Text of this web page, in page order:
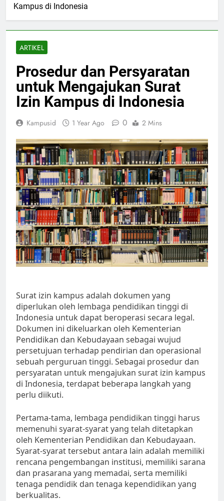
Kampus di Indonesia
ARTIKEL
Prosedur dan Persyaratan
untuk Mengajukan Surat
Izin Kampus di Indonesia
Kampusid 1 Year Ago 0 2 Mins
Surat izin kampus adalah dokumen yang
diperlukan oleh lembaga pendidikan tinggi di
Indonesia untuk dapat beroperasi secara legal.
Dokumen ini dikeluarkan oleh Kementerian
Pendidikan dan Kebudayaan sebagai wujud
persetujuan terhadap pendirian dan operasional
sebuah perguruan tinggi. Sebagai prosedur dan
persyaratan untuk mengajukan surat izin kampus
di Indonesia, terdapat beberapa langkah yang
perlu diikuti.
Pertama-tama, lembaga pendidikan tinggi harus
memenuhi syarat-syarat yang telah ditetapkan
oleh Kementerian Pendidikan dan Kebudayaan.
Syarat-syarat tersebut antara lain adalah memiliki
rencana pengembangan institusi, memiliki sarana
dan prasarana yang memadai, serta memiliki
tenaga pendidik dan tenaga kependidikan yang
berkualitas.